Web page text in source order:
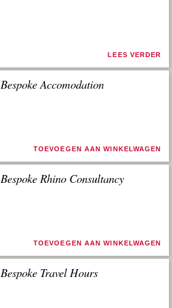
LEES VERDER
Bespoke Accomodation
TOEVOEGEN AAN WINKELWAGEN
Bespoke Rhino Consultancy
TOEVOEGEN AAN WINKELWAGEN
Bespoke Travel Hours